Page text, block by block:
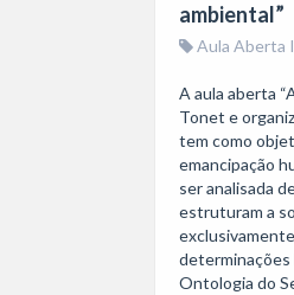
ambiental”
Aula Aberta
A aula aberta
Tonet e
tem como
emancipação
ser analisada
estruturam a
determinações
Ontologia do